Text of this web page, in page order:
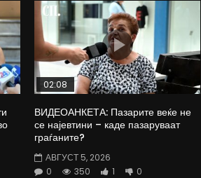
02:08
ВИДЕОАНКЕТА: Пазарите веќе не
се најевтини – каде пазаруваат
граѓаните?
АВГУСТ 5, 2026
0
350 1 0